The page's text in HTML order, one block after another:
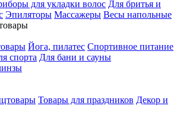
для укладки волос Для бритья и
Эпиляторы Массажеры Весы напольные
Йога, пилатес Спортивное питание
спорта Для бани и сауны
Товары для праздников Декор и